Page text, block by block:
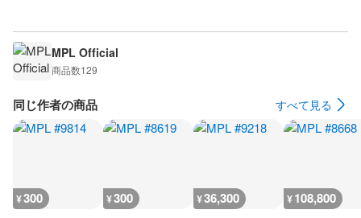
MPL Official
商品数129
同じ作者の商品 すべて見る
¥300 ¥300 ¥36,300 ¥108,800